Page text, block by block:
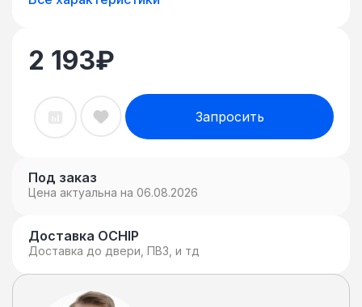
2 193₽
Запросить
Под заказ
Цена актуальна на 06.08.2026
Доставка OCHIP
Доставка до двери, ПВЗ, и тд